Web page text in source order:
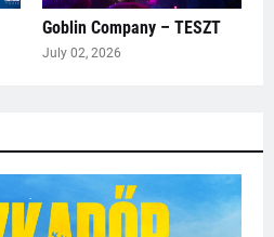
Goblin Company – TESZT
July 02, 2026